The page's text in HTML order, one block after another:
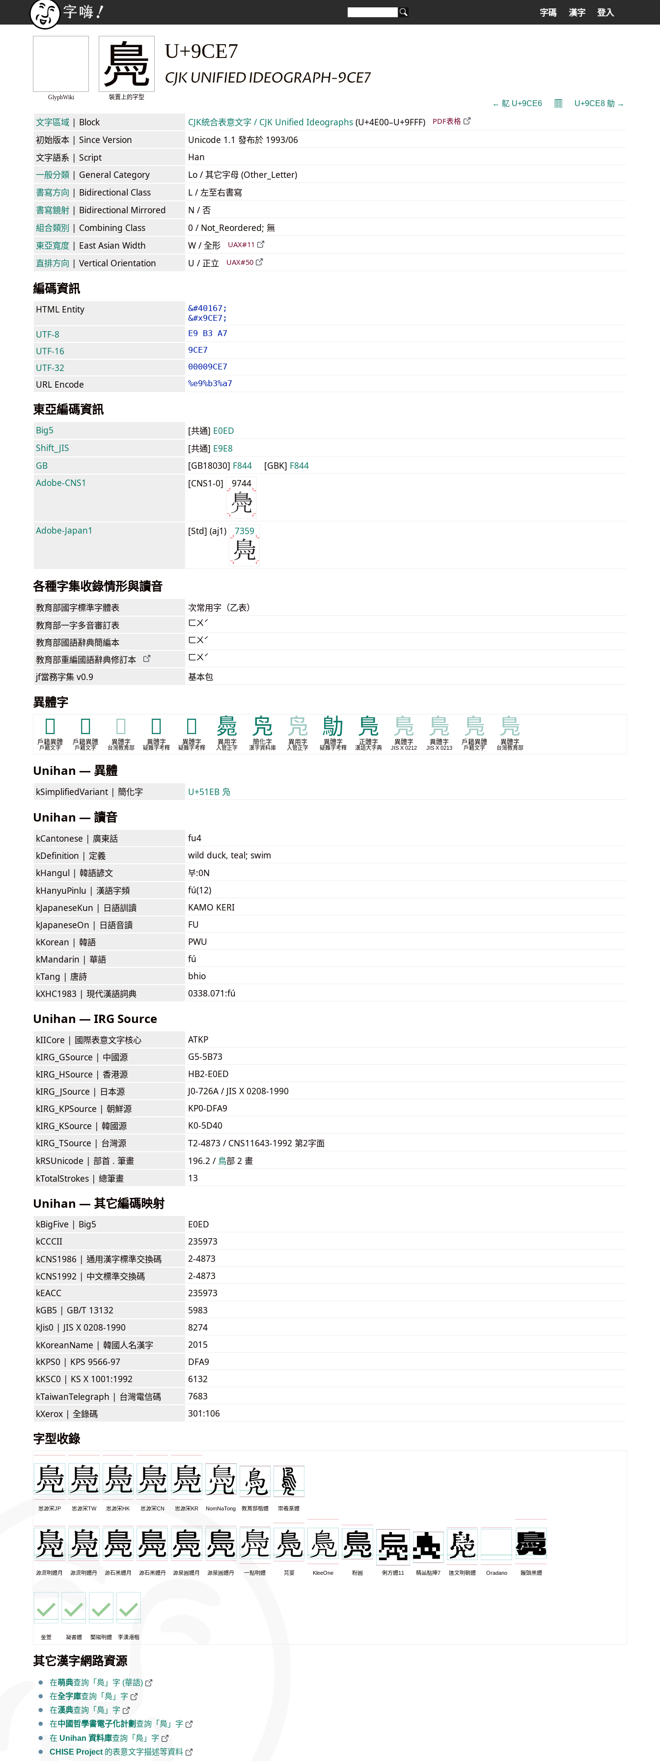
字碼 漢字 登入
GlyphWiki
鳧
裝置上的字型
U+9CE7
CJK UNIFIED IDEOGRAPH-9CE7
← 鳦 U+9CE6 𝄜 U+9CE8 鳨 →
文字區域 | Block CJK統合表意文字 / CJK Unified Ideographs (U+4E00–U+9FFF) PDF表格
初始版本 | Since Version
Unicode 1.1 發布於 1993/06
文字語系 | Script
Han
一般分類 | General Category
Lo / 其它字母 (Other_Letter)
書寫方向 | Bidirectional Class
L / 左至右書寫
書寫鏡射 | Bidirectional Mirrored
N / 否
組合類別 | Combining Class
0 / Not_Reordered; 無
東亞寬度 | East Asian Width W / 全形 UAX#11
直排方向 | Vertical Orientation U / 正立 UAX#50
編碼資訊
HTML Entity
&#40167;
&#x9CE7;
UTF-8 E9 B3 A7
UTF-16 9CE7
UTF-32 00009CE7
URL Encode %e9%b3%a7
東亞編碼資訊
Big5 [共通] E0ED
Shift_JIS
[共通] E9E8
GB
[GB18030] F844 [GBK] F844
Adobe-CNS1
[CNS1-0] 9744
Adobe-Japan1 [Std] (aj1) 7359
各種字集收錄情形與讀音
教育部國字標準字體表 次常用字（乙表）
教育部一字多音審訂表 ㄈㄨˊ
教育部國語辭典簡編本 ㄈㄨˊ
教育部重編國語辭典修訂本 ㄈㄨˊ
jf當務字集 v0.9 基本包
異體字
𦽏
戶籍異體
戶籍文字
𩾖
戶籍異體
戶籍文字
𩾖
異體字
台灣教育部
𩾜
異體字
疑難字考釋
𪅉
異體字
疑難字考釋
䳃
異用字
入管正字
凫
簡化字
漢字資料庫
凫
異用字
入管正字
鳨
異體字
疑難字考釋
鳬
正體字
漢語大字典
鳬
異體字
JIS X 0212
鳬
異體字
JIS X 0213
鳬
戶籍異體
戶籍文字
鳬
異體字
台灣教育部
Unihan — 異體
kSimplifiedVariant | 簡化字 U+51EB 凫
Unihan — 讀音
kCantonese | 廣東話
fu4
kDefinition | 定義
wild duck, teal; swim
kHangul | 韓語諺文
부:0N
kHanyuPinlu | 漢語字頻
fú(12)
kJapaneseKun | 日語訓讀
KAMO KERI
kJapaneseOn | 日語音讀
FU
kKorean | 韓語
PWU
kMandarin | 華語
fú
kTang | 唐詩
bhio
kXHC1983 | 現代漢語詞典 0338.071:fú
Unihan — IRG Source
kIICore | 國際表意文字核心
ATKP
kIRG_GSource | 中國源
G5-5B73
kIRG_HSource | 香港源
HB2-E0ED
kIRG_JSource | 日本源
J0-726A / JIS X 0208-1990
kIRG_KPSource | 朝鮮源
KP0-DFA9
kIRG_KSource | 韓國源
K0-5D40
kIRG_TSource | 台灣源
T2-4873 / CNS11643-1992 第2字面
kRSUnicode | 部首 . 筆畫 196.2 / ⿃部 2 畫
kTotalStrokes | 總筆畫 13
Unihan — 其它編碼映射
kBigFive | Big5
E0ED
kCCCII
235973
kCNS1986 | 通用漢字標準交換碼
2-4873
kCNS1992 | 中文標準交換碼
2-4873
kEACC
235973
kGB5 | GB/T 13132
5983
kJis0 | JIS X 0208-1990
8274
kKoreanName | 韓國人名漢字
2015
kKPS0 | KPS 9566-97
DFA9
kKSC0 | KS X 1001:1992
6132
kTaiwanTelegraph | 台灣電信碼
7683
kXerox | 全錄碼 301:106
字型收錄
思源宋JP 思源宋TW 思源宋HK 思源宋CN 思源宋KR NomNaTong 教育部楷體 崇羲篆體
源流明體月 源流明體丹 源石黑體月 源石黑體丹 源泉圓體月 源泉圓體丹 一點明體 芫荽 KleeOne 粉圓 俐方體11 精品點陣7 匯文明朝體 Oradano 饅頭黑體
金萱 凝書體 蘭陽明體 李漢港楷
其它漢字網路資源
在萌典查詢「鳧」字 (華語)
在全字庫查詢「鳧」字
在漢典查詢「鳧」字
在中國哲學書電子化計劃 查詢「鳧」字
在 Unihan 資料庫查詢「鳧」字
CHISE Project 的表意文字描述等資料